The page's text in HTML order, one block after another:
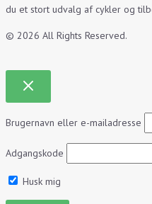
du et stort udvalg af cykler og
© 2026 All Rights Reserved.
Brugernavn eller e-mailadresse
Adgangskode
Husk mig